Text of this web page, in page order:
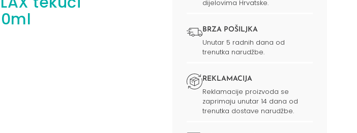
dijelovima Hrvatske.
BRZA POŠILJKA
Unutar 5 radnih dana od
trenutka narudžbe.
REKLAMACIJA
Reklamacije proizvoda se
zaprimaju unutar 14 dana od
trenutka dostave narudžbe.